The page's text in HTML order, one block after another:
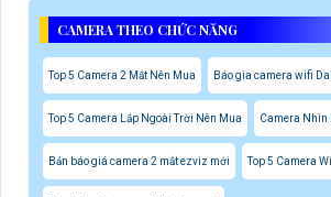
CAMERA THEO CHỨC NĂNG
Top 5 Camera 2 Mắt Nên Mua Báo gia camera wifi
Top 5 Camera Lắp Ngoài Trời Nên Mua Camera Nhìn
Bản báo giá camera 2 mắt ezviz mới Top 5 Camera